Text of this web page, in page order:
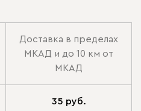
Доставка в пределах
МКАД и до 10 км от
МКАД
35 руб.